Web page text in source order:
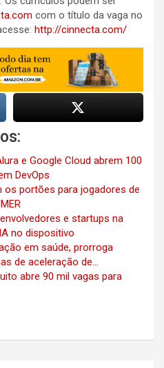
com o título da vaga no
http://cinnecta.com/
e Google Cloud abrem 100
DevOps
os portões para jogadores de
e startups na
no dispositivo
em saúde, prorroga
de aceleração de…
abre 90 mil vagas para